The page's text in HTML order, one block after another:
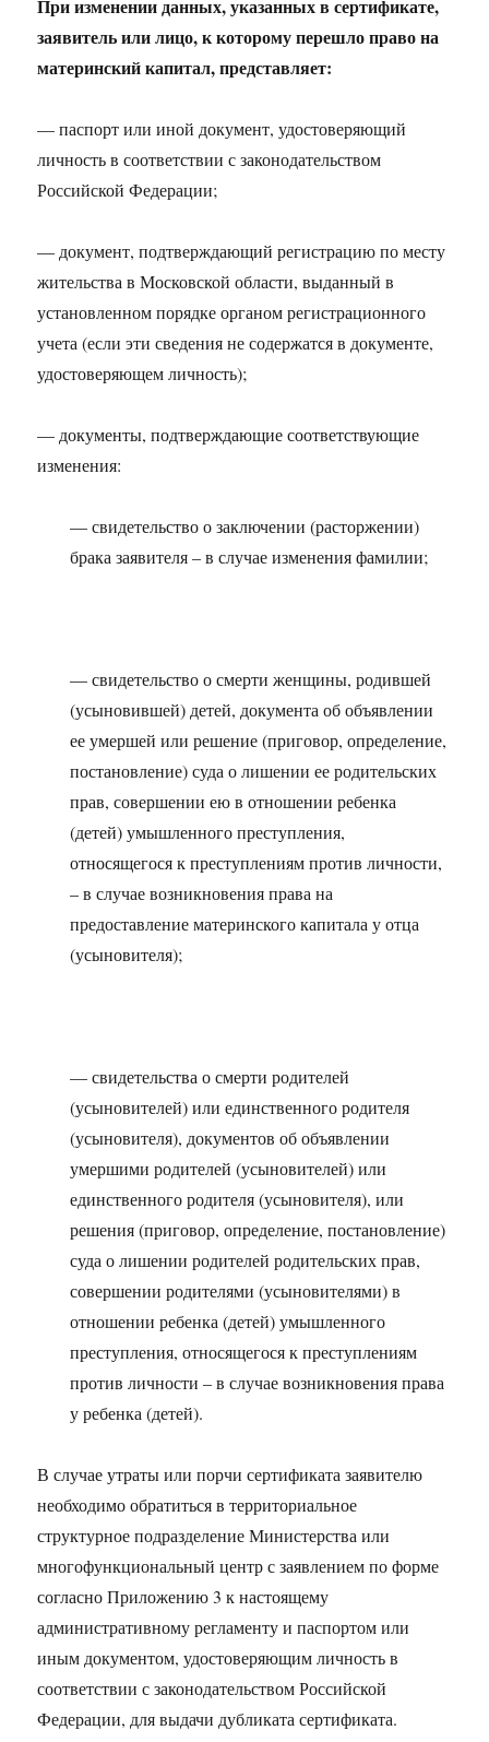
При изменении данных, указанных в сертификате,
заявитель или лицо, к которому перешло право на
материнский капитал, представляет:
— паспорт или иной документ, удостоверяющий
личность в соответствии с законодательством
Российской Федерации;
— документ, подтверждающий регистрацию по месту
жительства в Московской области, выданный в
установленном порядке органом регистрационного
учета (если эти сведения не содержатся в документе,
удостоверяющем личность);
— документы, подтверждающие соответствующие
изменения:
— свидетельство о заключении (расторжении)
брака заявителя – в случае изменения фамилии;
— свидетельство о смерти женщины, родившей
(усыновившей) детей, документа об объявлении
ее умершей или решение (приговор, определение,
постановление) суда о лишении ее родительских
прав, совершении ею в отношении ребенка
(детей) умышленного преступления,
относящегося к преступлениям против личности,
– в случае возникновения права на
предоставление материнского капитала у отца
(усыновителя);
— свидетельства о смерти родителей
(усыновителей) или единственного родителя
(усыновителя), документов об объявлении
умершими родителей (усыновителей) или
единственного родителя (усыновителя), или
решения (приговор, определение, постановление)
суда о лишении родителей родительских прав,
совершении родителями (усыновителями) в
отношении ребенка (детей) умышленного
преступления, относящегося к преступлениям
против личности – в случае возникновения права
у ребенка (детей).
В случае утраты или порчи сертификата заявителю
необходимо обратиться в территориальное
структурное подразделение Министерства или
многофункциональный центр с заявлением по форме
согласно Приложению 3 к настоящему
административному регламенту и паспортом или
иным документом, удостоверяющим личность в
соответствии с законодательством Российской
Федерации, для выдачи дубликата сертификата.